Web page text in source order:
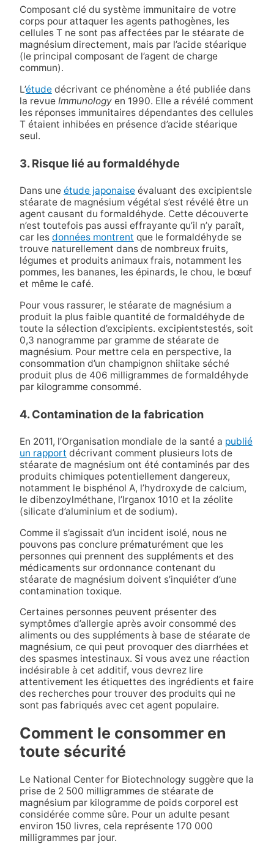
Composant clé du système immunitaire de votre
corps pour attaquer les agents pathogènes, les
cellules T ne sont pas affectées par le stéarate de
magnésium directement, mais par l’acide stéarique
(le principal composant de l’agent de charge
commun).
L’étudedécrivant ce phénomène a été publiée dans
la revue Immunologyen 1990. Elle a révélé comment
les réponses immunitaires dépendantes des cellules
T étaient inhibées en présence d’acide stéarique
seul.
3. Risque lié au formaldéhyde
Dans une étude japonaiseévaluant des excipientsle
stéarate de magnésium végétal s’est révélé être un
agent causant du formaldéhyde. Cette découverte
n’est toutefois pas aussi effrayante qu’il n’y paraît,
car les données montrent que le formaldéhyde se
trouve naturellement dans de nombreux fruits,
légumes et produits animaux frais, notamment les
pommes, les bananes, les épinards, le chou, le bœuf
et même le café.
Pour vous rassurer, le stéarate de magnésium a
produit la plus faible quantité de formaldéhyde de
toute la sélection d’excipients. excipientstestés, soit
0,3 nanogramme par gramme de stéarate de
magnésium. Pour mettre cela en perspective, la
consommation d’un champignon shiitake séché
produit plus de 406 milligrammes de formaldéhyde
par kilogramme consommé.
4. Contamination de la fabrication
En 2011, l’Organisation mondiale de la santé a publié
un rapport décrivant comment plusieurs lots de
stéarate de magnésium ont été contaminés par des
produits chimiques potentiellement dangereux,
notamment le bisphénol A, l’hydroxyde de calcium,
le dibenzoylméthane, l’Irganox 1010 et la zéolite
(silicate d’aluminium et de sodium).
Comme il s’agissait d’un incident isolé, nous ne
pouvons pas conclure prématurément que les
personnes qui prennent des suppléments et des
médicaments sur ordonnance contenant du
stéarate de magnésium doivent s’inquiéter d’une
contamination toxique.
Certaines personnes peuvent présenter des
symptômes d’allergie après avoir consommé des
aliments ou des suppléments à base de stéarate de
magnésium, ce qui peut provoquer des diarrhées et
des spasmes intestinaux. Si vous avez une réaction
indésirable à cet additif, vous devrez lire
attentivement les étiquettes des ingrédients et faire
des recherches pour trouver des produits qui ne
sont pas fabriqués avec cet agent populaire.
Comment le consommer en
toute sécurité
Le National Center for Biotechnology suggère que la
prise de 2 500 milligrammes de stéarate de
magnésium par kilogramme de poids corporel est
considérée comme sûre. Pour un adulte pesant
environ 150 livres, cela représente 170 000
milligrammes par jour.